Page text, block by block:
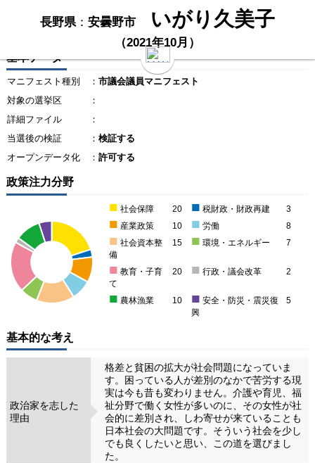
長野県： 安曇野市 いがり久美子
（2021年10月）
基本データ
マニフェスト種別 ： 市議会議員マニフェスト
対象の選挙区
：
詳細ファイル
：
当選後の検証
： 検証する
オープンデータ化
： 許可する
政策注力分野
■ 社会保障 20 ■ 税財政・財政再建 3
■ 産業政策 10 ■ 労働 8
■ 社会資本整
備
15 ■ 環境・エネルギー 7
■ 教育・子育
て
20 ■ 行政・議会改革 2
■ 農林漁業 10 ■ 安全・防災・震災復
興
5
基本的な考え
政治家を志した
理由
格差と貧困の拡大が社会問題になっていま
す。困っている人が差別のなかで苦労する現
実は今も昔も変わりません。介護や育児、福
祉分野で働く女性が多いのに、その女性が社
会的に差別され、しわ寄せが来ていることも
日本社会の大問題です。そういう社会を少し
でも良くしたいと思い、この道を選びまし
た。